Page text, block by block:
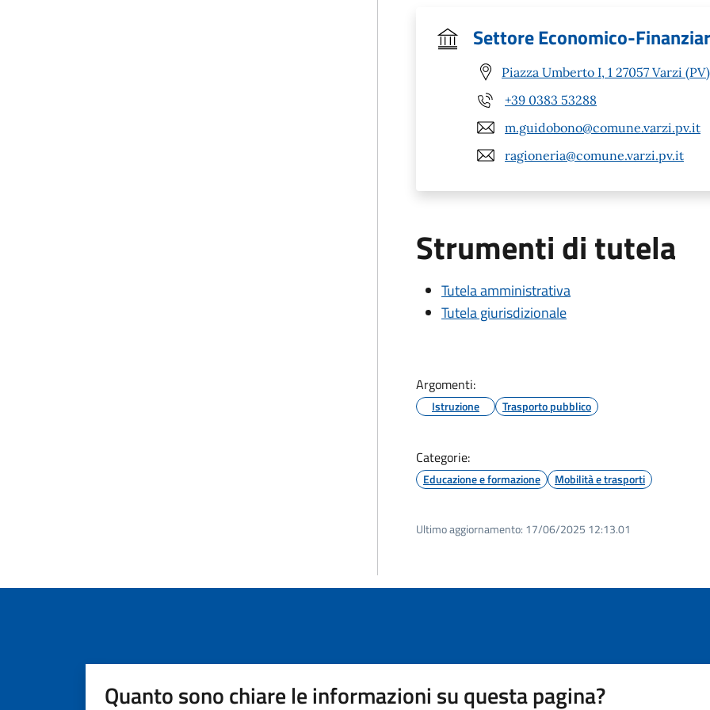
Settore Economico-
Piazza Umberto I, 1 27057 Varzi (PV)
+39 0383 53288
m.guidobono@comune.varzi.pv.it
ragioneria@comune.varzi.pv.it
Strumenti di tutela
Tutela amministrativa
Tutela giurisdizionale
Argomenti:
Istruzione Trasporto pubblico
Categorie:
Educazione e formazione Mobilità e trasporti
Ultimo aggiornamento: 17/06/2025 12:13.01
Quanto sono chiare le informazioni su questa pagina?